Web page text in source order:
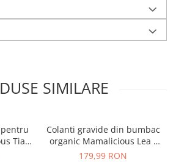
și după!
nu e nevoie sa-i iei mai mari,
Ține cont! Din motive de igienă,
Facebook, să ne spui părerea ta
SIMILARE
Tia
Colanti gravide din bumbac
organic Mamalicious Lea -
set 2 bucati
179,99 RON